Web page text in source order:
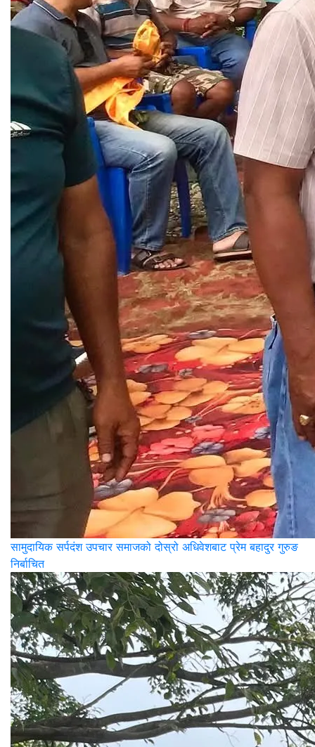
सामुदायिक सर्पदंश उपचार समाजको दोस्रो अधिवेशबाट प्रेम बहादुर गुरुङ
निर्बाचित